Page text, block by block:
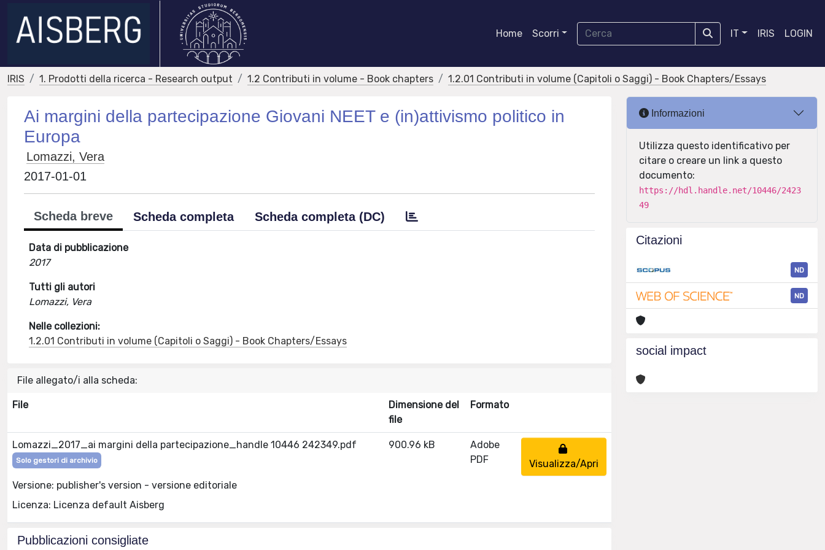
Home Scorri IT IRIS LOGIN
IRIS 1. Prodotti della ricerca - Research output 1.2 Contributi in volume - Book chapters 1.2.01 Contributi in volume (Capitoli o Saggi) - Book Chapters/Essays
Ai margini della partecipazione Giovani NEET e (in)attivismo politico in
Europa
Lomazzi, Vera
2017-01-01
Scheda breve Scheda completa Scheda completa (DC)
Data di pubblicazione
2017
Tutti gli autori
Lomazzi, Vera
Nelle collezioni:
1.2.01 Contributi in volume (Capitoli o Saggi) - Book Chapters/Essays
File allegato/i alla scheda:
File
Dimensione del
file
Formato
Lomazzi_2017_ai margini della partecipazione_handle 10446 242349.pdf
Solo gestori di archivio
Versione: publisher's version - versione editoriale
Licenza: Licenza default Aisberg
900.96 kB
Adobe
PDF
Visualizza/Apri
Pubblicazioni consigliate
Informazioni
Utilizza questo identificativo per
citare o creare un link a questo
documento:
https://hdl.handle.net/10446/2423
49
Citazioni
ND
ND
social impact